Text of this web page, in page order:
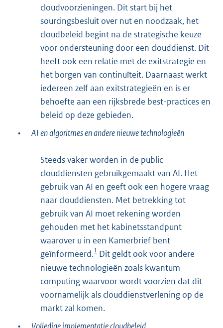
cloudvoorzieningen. Dit start bij het
sourcingsbesluit over nut en noodzaak, het
cloudbeleid begint na de strategische keuze
voor ondersteuning door een clouddienst. Dit
heeft ook een relatie met de exitstrategie en
het borgen van continuïteit. Daarnaast werkt
iedereen zelf aan exitstrategieën en is er
behoefte aan een rijksbrede best-practices en
beleid op deze gebieden.
•
AI en algoritmes en andere nieuwe technologieën
Steeds vaker worden in de public
clouddiensten gebruikgemaakt van AI. Het
gebruik van AI en geeft ook een hogere vraag
naar clouddiensten. Met betrekking tot
gebruik van AI moet rekening worden
gehouden met het kabinetsstandpunt
waarover u in een Kamerbrief bent
geïnformeerd.1 Dit geldt ook voor andere
nieuwe technologieën zoals kwantum
computing waarvoor wordt voorzien dat dit
voornamelijk als clouddienstverlening op de
markt zal komen.
•
Volledige implementatie cloudbeleid